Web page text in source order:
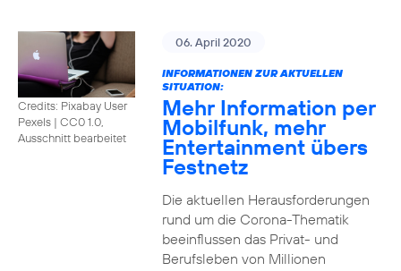
Credits: Pixabay User
Pexels | CC0 1.0,
Ausschnitt bearbeitet
06. April 2020
INFORMATIONEN ZUR AKTUELLEN
SITUATION:
Mehr Information per
Mobilfunk, mehr
Entertainment übers
Festnetz
Die aktuellen Herausforderungen
rund um die Corona-Thematik
beeinflussen das Privat- und
Berufsleben von Millionen